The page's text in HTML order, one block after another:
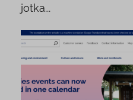
jotka...